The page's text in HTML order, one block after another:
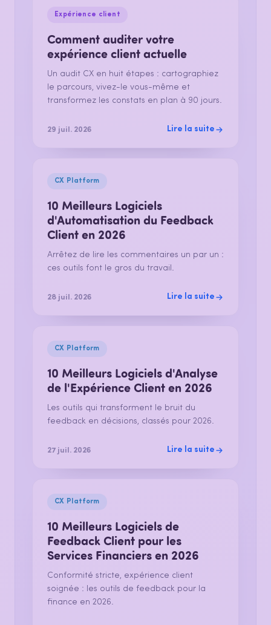
Expérience client
Comment auditer votre
expérience client actuelle
Un audit CX en huit étapes : cartographiez
le parcours, vivez-le vous-même et
transformez les constats en plan à 90 jours.
29 juil. 2026 Lire la suite
CX Platform
10 Meilleurs Logiciels
d'Automatisation du Feedback
Client en 2026
Arrêtez de lire les commentaires un par un :
ces outils font le gros du travail.
28 juil. 2026 Lire la suite
CX Platform
10 Meilleurs Logiciels d'Analyse
de l'Expérience Client en 2026
Les outils qui transforment le bruit du
feedback en décisions, classés pour 2026.
27 juil. 2026 Lire la suite
CX Platform
10 Meilleurs Logiciels de
Feedback Client pour les
Services Financiers en 2026
Conformité stricte, expérience client
soignée : les outils de feedback pour la
finance en 2026.